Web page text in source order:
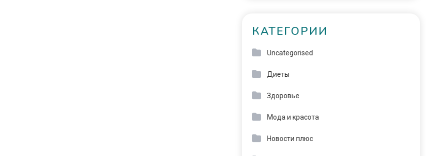
КАТЕГОРИИ
Uncategorised
Диеты
Здоровье
Мода и красота
Новости плюс